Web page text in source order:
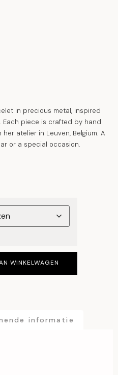
in precious metal, inspired
piece is crafted by hand
atelier in Leuven, Belgium. A
or a special occasion.
WINKELWAGEN
informatie